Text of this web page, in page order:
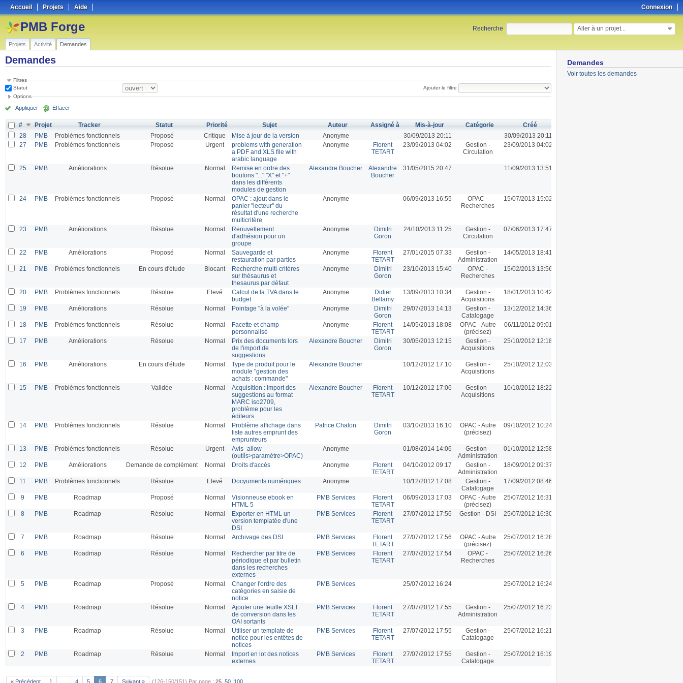
Connexion
Accueil Projets Aide
Recherche: Aller à un projet...
PMB Forge
Projets Activité Demandes
Demandes
Voir toutes les demandes
Demandes
Filtres
Statut
Ajouter le filtre
Options
Appliquer Effacer
# Projet Tracker Statut Priorité Sujet Auteur Assigné à Mis-à-jour Catégorie
Créé
28
PMB Problèmes fonctionnels Proposé Critique Mise à jour de la version Anonyme 30/09/2013 20:11
30/09/2013 20:11
27
PMB Problèmes fonctionnels Proposé Urgent
problems with generation
a PDF and XLS file with
arabic language
Anonyme
Florent
TETART
23/09/2013 04:02
Gestion -
Circulation
23/09/2013 04:02
25 PMB Améliorations Résolue Normal
Remise en ordre des
boutons "..." "X" et "+"
dans les différents
modules de gestion
Alexandre Boucher
Alexandre
Boucher
31/05/2015 20:47 11/09/2013 13:51
24 PMB Problèmes fonctionnels Proposé Normal
OPAC : ajout dans le
panier "lecteur" du
résultat d'une recherche
multicritère
Anonyme 06/09/2013 16:55
OPAC -
Recherches
15/07/2013 15:02
23 PMB Améliorations Résolue Normal
Renuvellement
d'adhésion pour un
groupe
Anonyme
Dimitri
Goron
24/10/2013 11:25
Gestion -
Circulation
07/06/2013 17:47
22 PMB Améliorations Proposé Normal
Sauvegarde et
restauration par parties
Anonyme
Florent
TETART
27/01/2015 07:33
Gestion -
Administration
14/05/2013 18:41
21 PMB Problèmes fonctionnels En cours d'étude Blocant
Recherche multi-critères
sur thésaurus et
thesaurus par défaut
Anonyme
Dimitri
Goron
23/10/2013 15:40
OPAC -
Recherches
15/02/2013 13:56
20 PMB Problèmes fonctionnels Résolue Elevé
Calcul de la TVA dans le
budget
Anonyme
Didier
Bellamy
13/09/2013 10:34
Gestion -
Acquisitions
18/01/2013 10:42
19 PMB Améliorations Résolue Normal Pointage "à la volée" Anonyme
Dimitri
Goron
29/07/2013 14:13
Gestion -
Catalogage
13/12/2012 14:36
18 PMB Problèmes fonctionnels Résolue Normal
Facette et champ
personnalisé
Anonyme
Florent
TETART
14/05/2013 18:08
OPAC - Autre
(précisez)
06/11/2012 09:01
17 PMB Améliorations Résolue Normal
Prix des documents lors
de l'import de
suggestions
Alexandre Boucher
Dimitri
Goron
30/05/2013 12:15
Gestion -
Acquisitions
25/10/2012 12:18
16 PMB Améliorations En cours d'étude Normal
Type de produit pour le
module "gestion des
achats : commande"
Alexandre Boucher 10/12/2012 17:10
Gestion -
Acquisitions
25/10/2012 12:03
15 PMB Problèmes fonctionnels Validée Normal
Acquisition : Import des
suggestions au format
MARC iso2709,
problème pour les
éditeurs
Alexandre Boucher
Florent
TETART
10/12/2012 17:06
Gestion -
Acquisitions
10/10/2012 18:22
14 PMB Problèmes fonctionnels Résolue Normal
Problème affichage dans
liste autres emprunt des
emprunteurs
Patrice Chalon
Dimitri
Goron
03/10/2013 16:10
OPAC - Autre
(précisez)
09/10/2012 10:24
13 PMB Problèmes fonctionnels Résolue Urgent
Avis_allow
(outils>paramètre>OPAC)
Anonyme 01/08/2014 14:06
Gestion -
Administration
01/10/2012 12:58
12 PMB Améliorations Demande de complément Normal Droits d'accès Anonyme
Florent
TETART
04/10/2012 09:17
Gestion -
Administration
18/09/2012 09:37
11 PMB Problèmes fonctionnels Résolue Elevé Docyuments numériques Anonyme 10/12/2012 17:08
Gestion -
Catalogage
17/09/2012 08:46
9 PMB Roadmap Proposé Normal
Visionneuse ebook en
HTML 5
PMB Services
Florent
TETART
06/09/2013 17:03
OPAC - Autre
(précisez)
25/07/2012 16:31
8 PMB Roadmap Résolue Normal
Exporter en HTML un
version templatée d'une
DSI
PMB Services
Florent
TETART
27/07/2012 17:56 Gestion - DSI 25/07/2012 16:30
7 PMB Roadmap Résolue Normal Archivage des DSI PMB Services
Florent
TETART
27/07/2012 17:56
OPAC - Autre
(précisez)
25/07/2012 16:28
6 PMB Roadmap Résolue Normal
Rechercher par titre de
périodique et par bulletin
dans les recherches
externes
PMB Services
Florent
TETART
27/07/2012 17:54
OPAC -
Recherches
25/07/2012 16:26
5 PMB Roadmap Proposé Normal
Changer l'ordre des
catégories en saisie de
notice
PMB Services 25/07/2012 16:24 25/07/2012 16:24
4 PMB Roadmap Résolue Normal
Ajouter une feuille XSLT
de conversion dans les
OAI sortants
PMB Services
Florent
TETART
27/07/2012 17:55
Gestion -
Administration
25/07/2012 16:23
3 PMB Roadmap Résolue Normal
Utiliser un template de
notice pour les entêtes de
notices
PMB Services
Florent
TETART
27/07/2012 17:55
Gestion -
Catalogage
25/07/2012 16:21
2 PMB Roadmap Résolue Normal
Import en lot des notices
externes
PMB Services
Florent
TETART
27/07/2012 17:55
Gestion -
Catalogage
25/07/2012 16:19
« Précédent 1 4 5 6 7 Suivant » (126-150/151) Par page : 25 50 100